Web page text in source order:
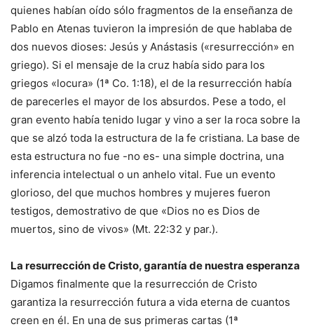
quienes habían oído sólo fragmentos de la enseñanza de
Pablo en Atenas tuvieron la impresión de que hablaba de
dos nuevos dioses: Jesús y Anástasis («resurrección» en
griego). Si el mensaje de la cruz había sido para los
griegos «locura» (1ª Co. 1:18), el de la resurrección había
de parecerles el mayor de los absurdos. Pese a todo, el
gran evento había tenido lugar y vino a ser la roca sobre la
que se alzó toda la estructura de la fe cristiana. La base de
esta estructura no fue -no es- una simple doctrina, una
inferencia intelectual o un anhelo vital. Fue un evento
glorioso, del que muchos hombres y mujeres fueron
testigos, demostrativo de que «Dios no es Dios de
muertos, sino de vivos» (Mt. 22:32 y par.).
La resurrección de Cristo, garantía de nuestra esperanza
Digamos finalmente que la resurrección de Cristo
garantiza la resurrección futura a vida eterna de cuantos
creen en él. En una de sus primeras cartas (1ª